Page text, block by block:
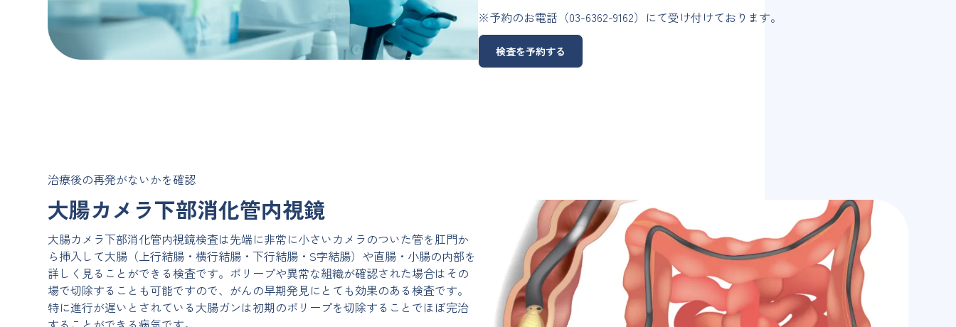
※予約のお電話（03-6362-9162）にて受け付けております。
検査を予約する
治療後の再発がないかを確認
大腸カメラ下部消化管内視鏡
大腸カメラ下部消化管内視鏡検査は先端に非常に小さいカメラのついた管を肛門か
ら挿入して大腸（上行結腸・横行結腸・下行結腸・S字結腸）や直腸・小腸の内部を
詳しく見ることができる検査です。ポリープや異常な組織が確認された場合はその
場で切除することも可能ですので、がんの早期発見にとても効果のある検査です。
特に進行が遅いとされている大腸ガンは初期のポリープを切除することでほぼ完治